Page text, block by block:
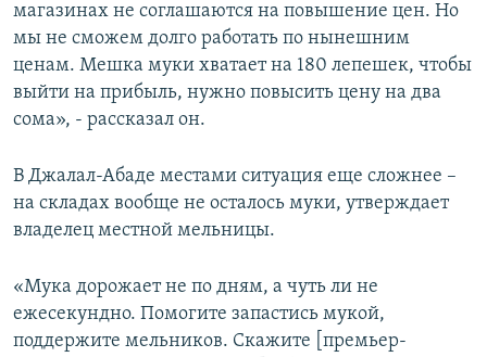
магазинах не соглашаются на повышение цен. Но
мы не сможем долго работать по нынешним
ценам. Мешка муки хватает на 180 лепешек, чтобы
выйти на прибыль, нужно повысить цену на два
сома», - рассказал он.
В Джалал-Абаде местами ситуация еще сложнее –
на складах вообще не осталось муки, утверждает
владелец местной мельницы.
«Мука дорожает не по дням, а чуть ли не
ежесекундно. Помогите запастись мукой,
поддержите мельников. Скажите [премьер-